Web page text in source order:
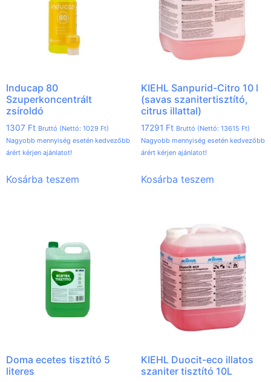
Inducap 80
Szuperkoncentrált
zsíroldó
1307 Ft Bruttó (Nettó: 1029 Ft)
Nagyobb mennyiség esetén kedvezőbb
árért kérjen ajánlatot!
Kosárba teszem
KIEHL Sanpurid-Citro 10 l
(savas szanitertisztító,
citrus illattal)
17291 Ft Bruttó (Nettó: 13615 Ft)
Nagyobb mennyiség esetén kedvezőbb
árért kérjen ajánlatot!
Kosárba teszem
Doma ecetes tisztító 5
literes
KIEHL Duocit-eco illatos
szaniter tisztító 10L